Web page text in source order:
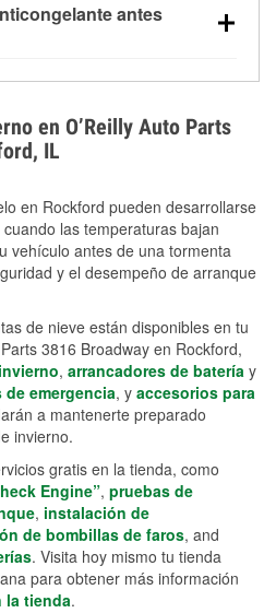
10 °F que baja la
más información sobre
antes
condiciones de frío
comprobar la protección
sección How-To.
en O’Reilly Auto Parts
IL
en Rockford pueden desarrollarse
las temperaturas bajan
vehículo antes de una tormenta
y el desempeño de arranque
de nieve están disponibles en tu
3816 Broadway en Rockford,
, arrancadores de batería y
de emergencia, y accesorios para
a mantenerte preparado
invierno.
gratis en la tienda, como
Engine”, pruebas de
, instalación de
de bombillas de faros, and
. Visita hoy mismo tu tienda
para obtener más información
la tienda.